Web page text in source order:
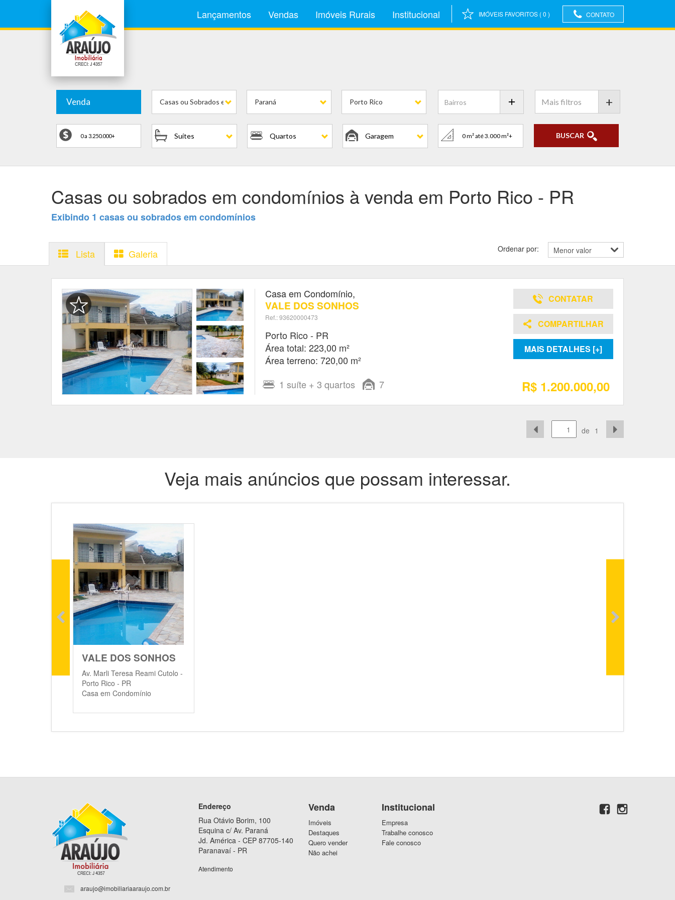
Lançamentos Vendas Imóveis Rurais Institucional IMÓVEIS FAVORITOS (0 ) CONTATO
Venda Casas ou Sobrados em Condomínios
Paraná Porto Rico
Suítes Quartos Garagem
+
BUSCAR
Casas ou sobrados em condomínios à venda em Porto Rico - PR
Exibindo 1 casas ou sobrados em condomínios
Lista Galeria Ordenar por:
Casa em Condomínio,
VALE DOS SONHOS
Ref.: 93620000473
Porto Rico - PR
Área total: 223,00 m²
Área terreno: 720,00 m²
1 suíte + 3 quartos 7
CONTATAR
COMPARTILHAR
MAIS DETALHES [+]
R$ 1.200.000,00
de 1
Veja mais anúncios que possam interessar.
VALE DOS SONHOS
Av. Marli Teresa Reami Cutolo -
Porto Rico - PR
Casa em Condomínio
araujo@imobiliariaaraujo.com.br
Endereço
Rua Otávio Borim, 100
Esquina c/ Av. Paraná
Jd. América - CEP 87705-140
Paranavaí - PR
Atendimento
Venda
Imóveis
Destaques
Quero vender
Não achei
Institucional
Empresa
Trabalhe conosco
Fale conosco